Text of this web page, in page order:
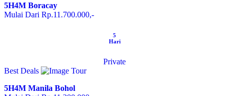
5H4M Boracay
Mulai Dari Rp.11.700.000,-
5
Hari
Private
Best Deals
5H4M Manila Bohol